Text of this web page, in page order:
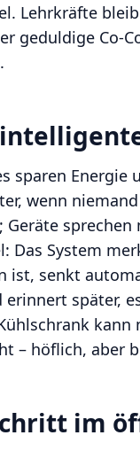
Lehrkräfte
geduldige
sparen Energie
wenn
sprechen
Das System
ist, senkt
erinnert später,
kann
– höflich, aber
im